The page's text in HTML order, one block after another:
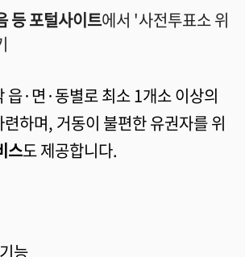
등 포털사이트에서 '사전투표소 위
읍·면·동별로 최소 1개소 이상의
하며, 거동이 불편한 유권자를 위
스도 제공합니다.
능